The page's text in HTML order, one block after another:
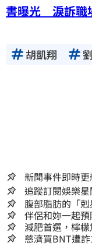
書曝光 淚訴職
胡凱翔
新聞事件即時
追蹤訂閱娛樂
腹部脂肪的「
囊，瘦出小蠻腰
伴侶和妳一起預
減肥首選，檸
人生
慈濟買BNT遭